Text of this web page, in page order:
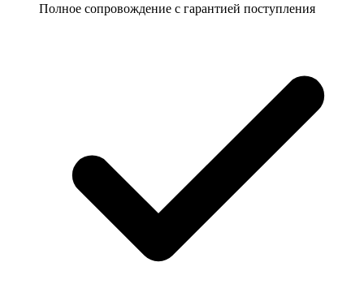
Полное сопровождение с гарантией поступления